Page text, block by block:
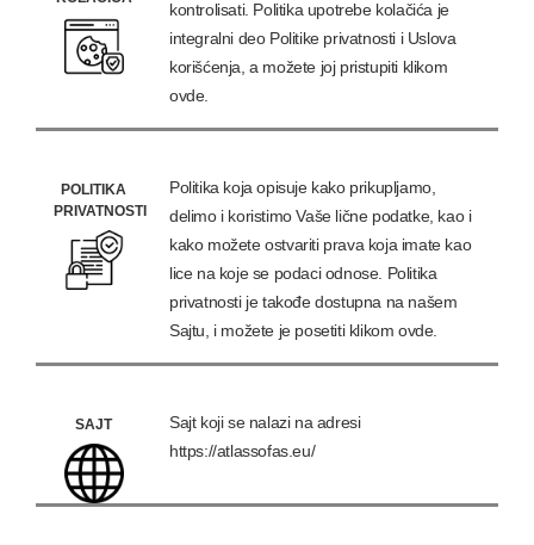
kontrolisati. Politika upotrebe kolačića je
integralni deo Politike privatnosti i Uslova
korišćenja, a možete joj pristupiti klikom
ovde.
POLITIKA
PRIVATNOSTI
Politika koja opisuje kako prikupljamo,
delimo i koristimo Vaše lične podatke, kao i
kako možete ostvariti prava koja imate kao
lice na koje se podaci odnose. Politika
privatnosti je takođe dostupna na našem
Sajtu, i možete je posetiti klikom ovde.
SAJT
Sajt koji se nalazi na adresi
https://atlassofas.eu/